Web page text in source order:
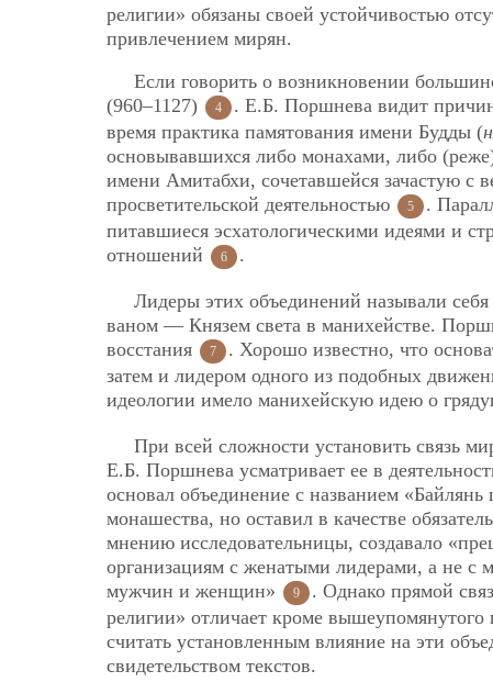
религии» обязаны своей устойчивостью
привлечением мирян.
Если говорить о возникновении
(960–1127)
4
. Е.Б. Поршнева видит
время практика памятования имени Будды (
основывавшихся либо монахами, либо
имени Амитабхи, сочетавшейся зачастую с
просветительской деятельностью
5
.
питавшиеся эсхатологическими идеями и
отношений
6 .
Лидеры этих объединений называли
ваном — Князем света в манихействе.
восстания
7
. Хорошо известно, что
затем и лидером одного из подобных
идеологии имело манихейскую идею о
При всей сложности установить связь
Е.Б. Поршнева усматривает ее в
основал объединение с названием
монашества, но оставил в качестве
мнению исследовательницы, создавало
организациям с женатыми лидерами, а не с
мужчин и женщин»
9
. Однако прямой
религии» отличает кроме
считать установленным влияние на эти
свидетельством текстов.